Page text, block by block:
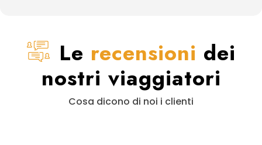
Le recensioni dei
nostri viaggiatori
Cosa dicono di noi i clienti